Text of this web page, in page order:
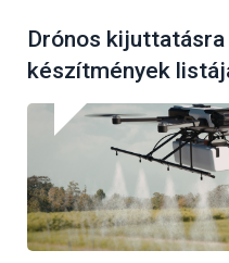
Drónos
készítmények